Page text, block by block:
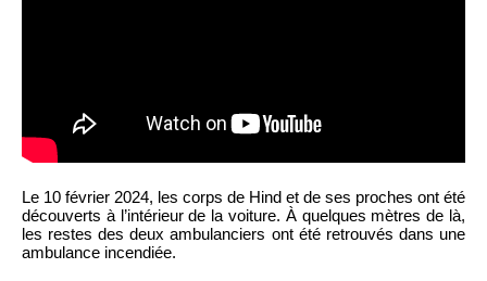
Le 10 février 2024, les corps de Hind et de ses proches ont été
découverts à l’intérieur de la voiture. À quelques mètres de là,
les restes des deux ambulanciers ont été retrouvés dans une
ambulance incendiée.